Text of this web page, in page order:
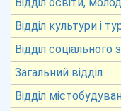
Відділ культури і
Відділ
Загальний відділ
Відділ